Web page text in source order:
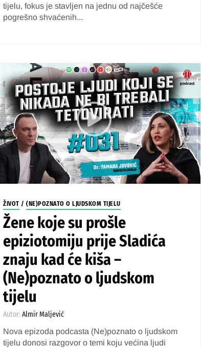
tijelu, fokus je stavljen na jednu od najčešće
pogrešno shvaćenih...
ŽIVOT / (NE)POZNATO O LJUDSKOM TIJELU
Žene koje su prošle
epiziotomiju prije Sladića
znaju kad će kiša –
(Ne)poznato o ljudskom
tijelu
Autor: Almir Maljević
Nova epizoda podcasta (Ne)poznato o ljudskom
tijelu donosi razgovor o temi koju većina ljudi